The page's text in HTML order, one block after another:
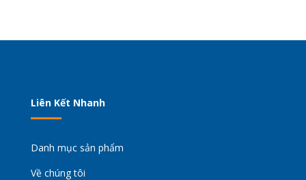
Liên Kết Nhanh
Danh mục sản phẩm
Về chúng tôi